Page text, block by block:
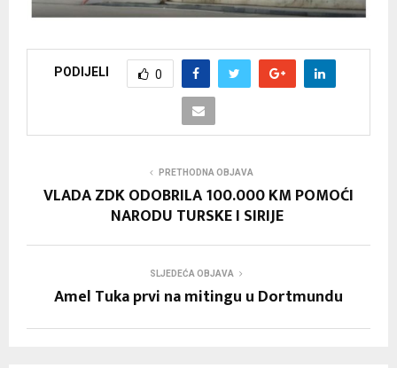
PODIJELI 0
PRETHODNA OBJAVA
VLADA ZDK ODOBRILA 100.000 KM POMOĆI
NARODU TURSKE I SIRIJE
SLJEDEĆA OBJAVA
Amel Tuka prvi na mitingu u Dortmundu